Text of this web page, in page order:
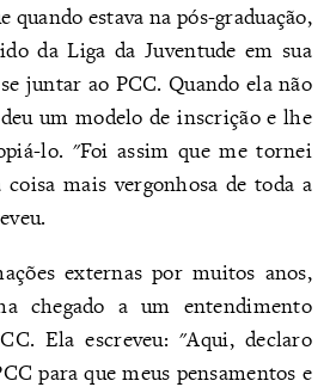
quando estava na pós-graduação,
da Liga da Juventude em sua
juntar ao PCC. Quando ela não
um modelo de inscrição e lhe
lo. "Foi assim que me tornei
mais vergonhosa de toda a
externas por muitos anos,
chegado a um entendimento
Ela escreveu: "Aqui, declaro
para que meus pensamentos e